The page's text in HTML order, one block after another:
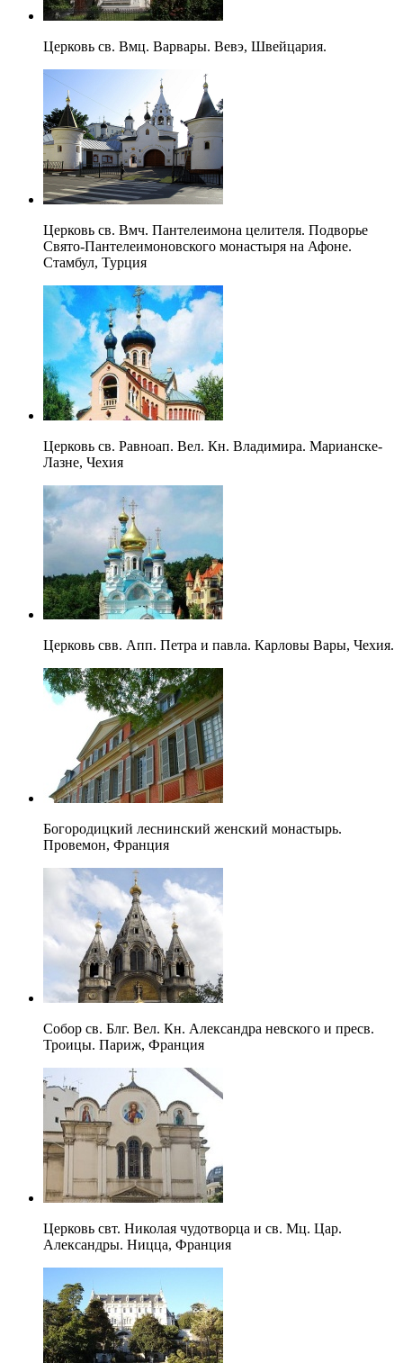
Церковь св. Вмц. Варвары. Вевэ, Швейцария.
Церковь св. Вмч. Пантелеимона целителя. Подворье
Свято-Пантелеимоновского монастыря на Афоне.
Стамбул, Турция
Церковь св. Равноап. Вел. Кн. Владимира. Марианске-
Лазне, Чехия
Церковь свв. Апп. Петра и павла. Карловы Вары, Чехия.
Богородицкий леснинский женский монастырь.
Провемон, Франция
Собор св. Блг. Вел. Кн. Александра невского и пресв.
Троицы. Париж, Франция
Церковь свт. Николая чудотворца и св. Мц. Цар.
Александры. Ницца, Франция